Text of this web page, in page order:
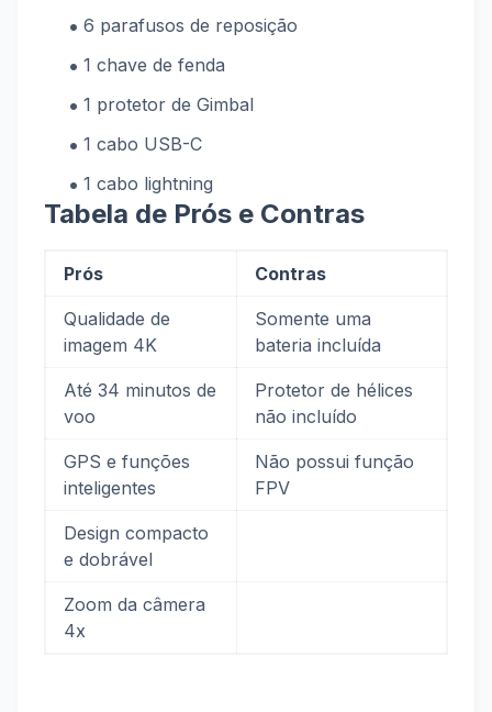
6 parafusos de reposição
1 chave de fenda
1 protetor de Gimbal
1 cabo USB-C
1 cabo lightning
Tabela de Prós e Contras
Prós Contras
Qualidade de
imagem 4K
Somente uma
bateria incluída
Até 34 minutos de
voo
Protetor de hélices
não incluído
GPS e funções
inteligentes
Não possui função
FPV
Design compacto
e dobrável
Zoom da câmera
4x